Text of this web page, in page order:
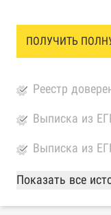
ПОЛУЧИТЬ
Реестр
Выписка из
Выписка из
База Росстата
Реестры
Показать все